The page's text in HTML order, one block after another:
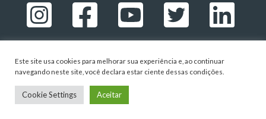
POLÍTICA DE PRIVACIDADE TERMOS DE USO
Este site usa cookies para melhorar sua experiência e, ao continuar
navegando neste site, você declara estar ciente dessas condições.
Cookie Settings Aceitar